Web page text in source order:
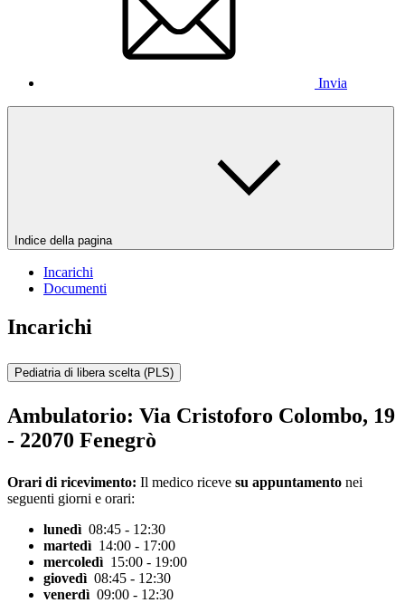
Invia
Indice della pagina
Incarichi
Documenti
Incarichi
Pediatria di libera scelta (PLS)
Ambulatorio: Via Cristoforo Colombo, 19
- 22070 Fenegrò
Orari di ricevimento: Il medico riceve su appuntamento nei
seguenti giorni e orari:
lunedì 08:45 - 12:30
martedì 14:00 - 17:00
mercoledì 15:00 - 19:00
giovedì 08:45 - 12:30
venerdì 09:00 - 12:30